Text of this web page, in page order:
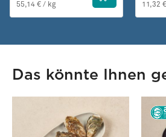
55,14 € / kg 11,32
Das könnte Ihnen